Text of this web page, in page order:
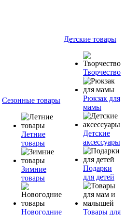
Сезонные товары
Летние
товары
Зимние
товары
Новогодние
Детские товары
Творчество
Рюкзак для
мамы
Детские
аксессуары
Подарки
для детей
Товары для